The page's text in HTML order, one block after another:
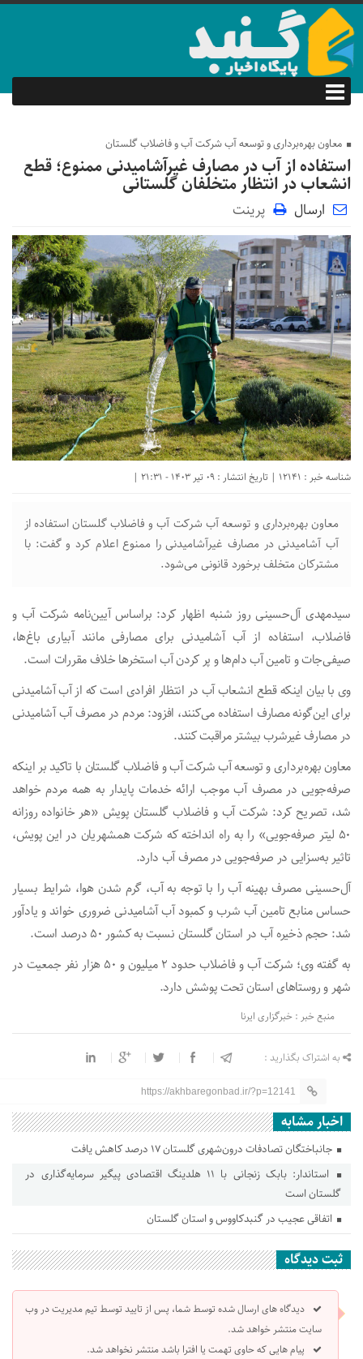
معاون بهره‌برداری و توسعه آب شرکت آب و فاضلاب گلستان
استفاده از آب در مصارف غیرآشامیدنی ممنوع؛ قطع
انشعاب در انتظار متخلفان گلستانی
ارسال پرینت
شناسه خبر : 12141 | تاریخ انتشار : 09 تیر 1403 - 21:31 |
معاون بهره‌برداری و توسعه آب شرکت آب و فاضلاب گلستان استفاده از
آب آشامیدنی در مصارف غیرآشامیدنی را ممنوع اعلام کرد و گفت: با
مشترکان متخلف برخورد قانونی می‌شود.
سیدمهدی آل‌حسینی روز شنبه اظهار کرد: براساس آیین‌نامه شرکت‌ آب و
فاضلاب، استفاده از آب آشامیدنی برای مصارفی مانند آبیاری باغ‌ها،
صیفی‌جات و تامین آب دام‌ها و پر کردن آب استخرها خلاف مقررات است.
وی با بیان اینکه قطع انشعاب آب در انتظار افرادی است که از آب آشامیدنی
برای این‌گونه مصارف استفاده می‌کنند، افزود: مردم در مصرف آب آشامیدنی
در مصارف غیرشرب بیشتر مراقبت کنند.
معاون بهره‌برداری و توسعه آب شرکت آب و فاضلاب گلستان با تاکید بر اینکه
صرفه‌جویی در مصرف آب موجب ارائه خدمات پایدار به همه مردم خواهد
شد، تصریح کرد: شرکت آب و فاضلاب گلستان پویش «هر خانواده روزانه
۵۰ لیتر صرفه‌جویی» را به راه انداخته که شرکت همشهریان در این پویش،
تاثیر به‌سزایی در صرفه‌جویی در مصرف آب دارد.
آل‌حسینی مصرف بهینه آب را با توجه به آب، گرم شدن هوا، شرایط بسیار
حساس منابع تامین آب شرب و کمبود آب آشامیدنی ضروری خواند و یادآور
شد: حجم ذخیره آب در استان گلستان نسبت به کشور ۵۰ درصد است.
به گفته وی؛ شرکت آب و فاضلاب حدود ۲ میلیون و ۵۰ هزار نفر جمعیت در
شهر و روستاهای استان تحت پوشش دارد.
منبع خبر : خبرگزاری ایرنا
به اشتراک بگذارید :
https://akhbaregonbad.ir/?p=12141
اخبار مشابه
جانباختگان تصادفات درون‌شهری گلستان ۱۷ درصد کاهش یافت
استاندار: بابک زنجانی با ۱۱ هلدینگ اقتصادی پیگیر سرمایه‌گذاری در
گلستان است
اتفاقی عجیب در‌ گنبدکاووس و استان گلستان
ثبت دیدگاه
دیدگاه های ارسال شده توسط شما، پس از تایید توسط تیم مدیریت در وب
سایت منتشر خواهد شد.
پیام هایی که حاوی تهمت یا افترا باشد منتشر نخواهد شد.